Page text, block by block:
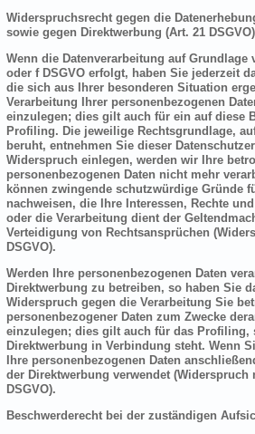
Widerspruchsrecht gegen die
sowie gegen Direktwerbung (Art. 21 DSGVO)
Wenn die Datenverarbeitung auf Grundlage
oder f DSGVO erfolgt, haben Sie jederzeit
die sich aus Ihrer besonderen Situation
Verarbeitung Ihrer personenbezogenen
einzulegen; dies gilt auch für ein auf diese
Profiling. Die jeweilige Rechtsgrundlage,
beruht, entnehmen Sie dieser
Widerspruch einlegen, werden wir Ihre
personenbezogenen Daten nicht mehr
können zwingende schutzwürdige Gründe
nachweisen, die Ihre Interessen, Rechte
oder die Verarbeitung dient der
Verteidigung von Rechtsansprüchen
DSGVO).
Werden Ihre personenbezogenen Daten
Direktwerbung zu betreiben, so haben Sie
Widerspruch gegen die Verarbeitung Sie
personenbezogener Daten zum Zwecke
einzulegen; dies gilt auch für das Profiling,
Direktwerbung in Verbindung steht. Wenn
Ihre personenbezogenen Daten
der Direktwerbung verwendet (Widerspruch
DSGVO).
Beschwerderecht bei der zuständigen